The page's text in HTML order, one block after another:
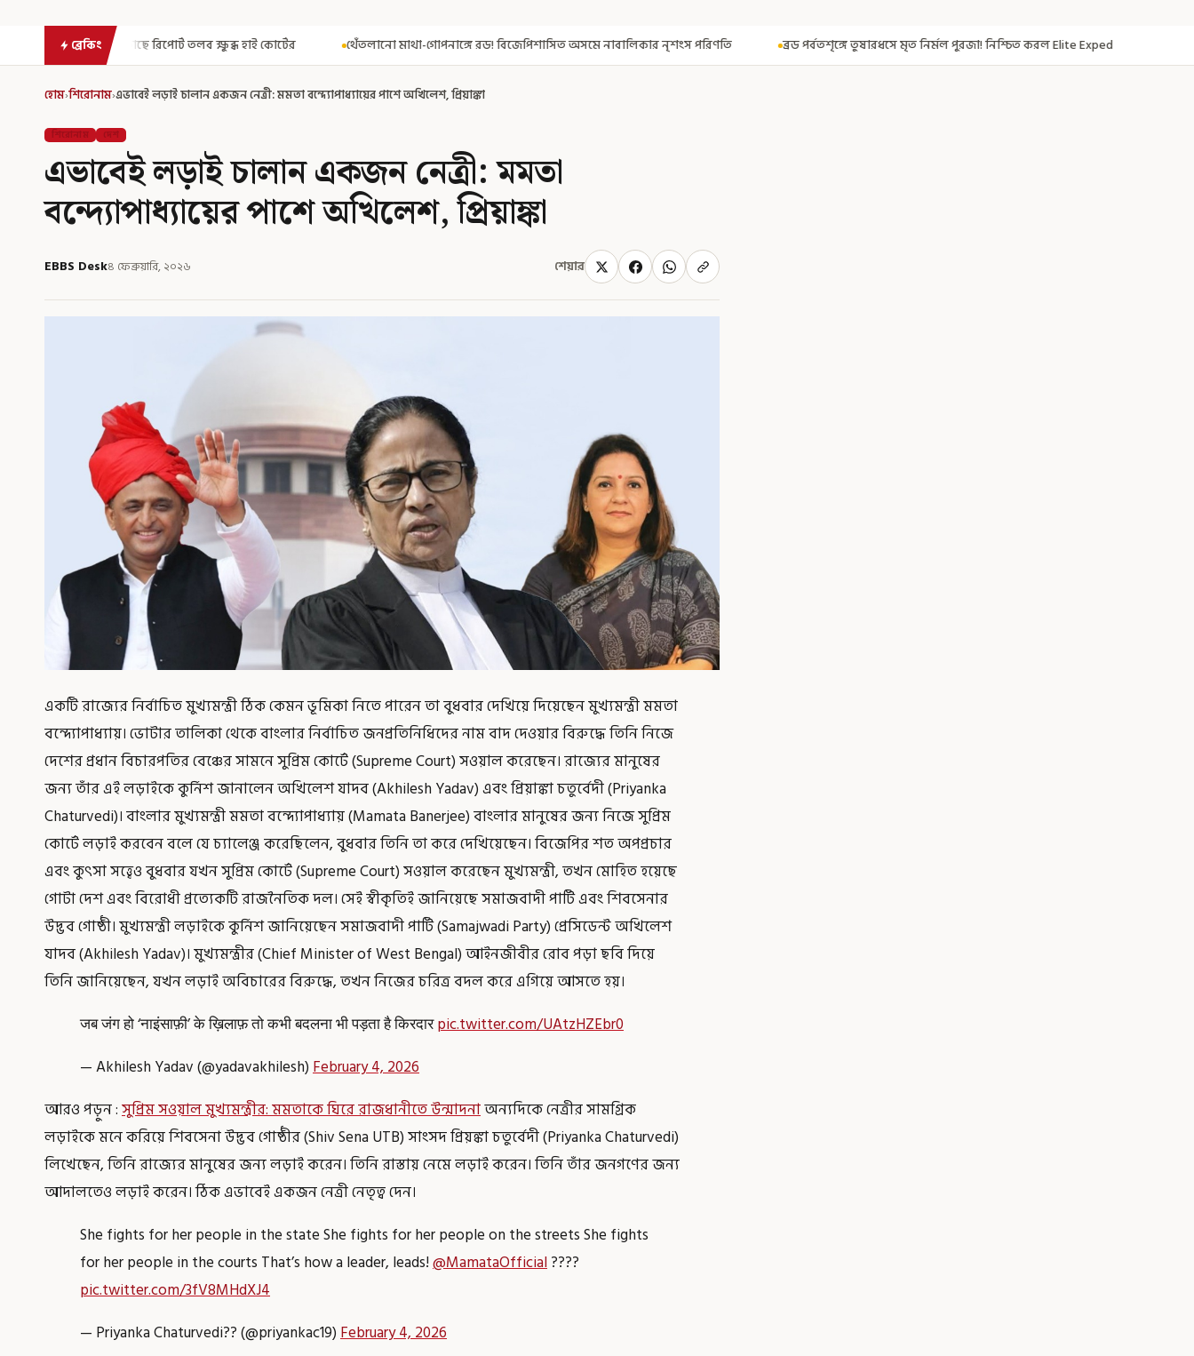
ব্রেকিং
তলব ক্ষুব্ধ হাই কোর্টের থেঁতলানো মাথা-গোপনাঙ্গে রড! বিজেপিশাসিত অসমে নাবালিকার নৃশংস পরিণতি ব্রড পর্বতশৃঙ্গে তুষারধসে মৃত নির্মল পুরজা! নিশ্চিত করল Elite Exped নাগরিকত্ব দিতেই CAA! ৩০০ মতুয়াকে
হোম›শিরোনাম›এভাবেই লড়াই চালান একজন নেত্রী: মমতা বন্দ্যোপাধ্যায়ের পাশে অখিলেশ, প্রিয়াঙ্কা
শিরোনাম দেশ
এভাবেই লড়াই চালান একজন নেত্রী: মমতা
বন্দ্যোপাধ্যায়ের পাশে অখিলেশ, প্রিয়াঙ্কা
EBBS Desk৪ ফেব্রুয়ারি, ২০২৬ শেয়ার
একটি রাজ্যের নির্বাচিত মুখ্যমন্ত্রী ঠিক কেমন ভূমিকা নিতে পারেন তা বুধবার দেখিয়ে দিয়েছেন মুখ্যমন্ত্রী মমতা
বন্দ্যোপাধ্যায়। ভোটার তালিকা থেকে বাংলার নির্বাচিত জনপ্রতিনিধিদের নাম বাদ দেওয়ার বিরুদ্ধে তিনি নিজে
দেশের প্রধান বিচারপতির বেঞ্চের সামনে সুপ্রিম কোর্টে (Supreme Court) সওয়াল করেছেন। রাজ্যের মানুষের
জন্য তাঁর এই লড়াইকে কুর্নিশ জানালেন অখিলেশ যাদব (Akhilesh Yadav) এবং প্রিয়াঙ্কা চতুর্বেদী (Priyanka
Chaturvedi)। বাংলার মুখ্যমন্ত্রী মমতা বন্দ্যোপাধ্যায় (Mamata Banerjee) বাংলার মানুষের জন্য নিজে সুপ্রিম
কোর্টে লড়াই করবেন বলে যে চ্যালেঞ্জ করেছিলেন, বুধবার তিনি তা করে দেখিয়েছেন। বিজেপির শত অপপ্রচার
এবং কুৎসা সত্ত্বেও বুধবার যখন সুপ্রিম কোর্টে (Supreme Court) সওয়াল করেছেন মুখ্যমন্ত্রী, তখন মোহিত হয়েছে
গোটা দেশ এবং বিরোধী প্রত্যেকটি রাজনৈতিক দল। সেই স্বীকৃতিই জানিয়েছে সমাজবাদী পার্টি এবং শিবসেনার
উদ্ভব গোষ্ঠী। মুখ্যমন্ত্রী লড়াইকে কুর্নিশ জানিয়েছেন সমাজবাদী পার্টি (Samajwadi Party) প্রেসিডেন্ট অখিলেশ
যাদব (Akhilesh Yadav)। মুখ্যমন্ত্রীর (Chief Minister of West Bengal) আইনজীবীর রোব পড়া ছবি দিয়ে
তিনি জানিয়েছেন, যখন লড়াই অবিচারের বিরুদ্ধে, তখন নিজের চরিত্র বদল করে এগিয়ে আসতে হয়।
जब जंग हो ‘नाइंसाफ़ी’ के ख़िलाफ़ तो कभी बदलना भी पड़ता है किरदारpic.twitter.com/UAtzHZEbr0
— Akhilesh Yadav (@yadavakhilesh)February 4, 2026
আরও পড়ুন :সুপ্রিম সওয়াল মুখ্যমন্ত্রীর: মমতাকে ঘিরে রাজধানীতে উন্মাদনাঅন্যদিকে নেত্রীর সামগ্রিক
লড়াইকে মনে করিয়ে শিবসেনা উদ্ভব গোষ্ঠীর (Shiv Sena UTB) সাংসদ প্রিয়ঙ্কা চতুর্বেদী (Priyanka Chaturvedi)
লিখেছেন, তিনি রাজ্যের মানুষের জন্য লড়াই করেন। তিনি রাস্তায় নেমে লড়াই করেন। তিনি তাঁর জনগণের জন্য
আদালতেও লড়াই করেন। ঠিক এভাবেই একজন নেত্রী নেতৃত্ব দেন।
She fights for her people in the state She fights for her people on the streets She fights
for her people in the courts That’s how a leader, leads!@MamataOfficial????
pic.twitter.com/3fV8MHdXJ4
— Priyanka Chaturvedi?? (@priyankac19)February 4, 2026